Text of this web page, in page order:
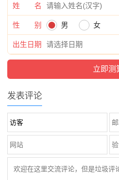
姓 名
性 别 男 女
出生日期
发表评论